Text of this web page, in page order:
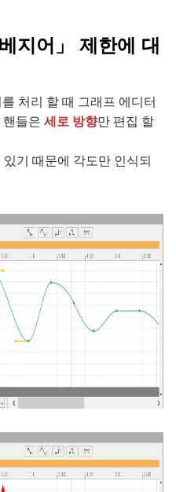
지어」 제한에 대
처리 할 때 그래프 에디터
핸들은 세로 방향만 편집 할
기 때문에 각도만 인식되